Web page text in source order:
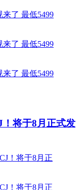
将于8月正式发